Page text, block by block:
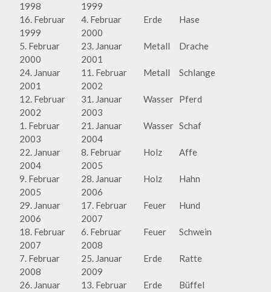
1998
1999
16. Februar
1999
4. Februar
2000
Erde Hase
5. Februar
2000
23. Januar
2001
Metall Drache
24. Januar
2001
11. Februar
2002
Metall Schlange
12. Februar
2002
31. Januar
2003
Wasser Pferd
1. Februar
2003
21. Januar
2004
Wasser Schaf
22. Januar
2004
8. Februar
2005
Holz Affe
9. Februar
2005
28. Januar
2006
Holz Hahn
29. Januar
2006
17. Februar
2007
Feuer Hund
18. Februar
2007
6. Februar
2008
Feuer Schwein
7. Februar
2008
25. Januar
2009
Erde Ratte
26. Januar
13. Februar
Erde Büffel